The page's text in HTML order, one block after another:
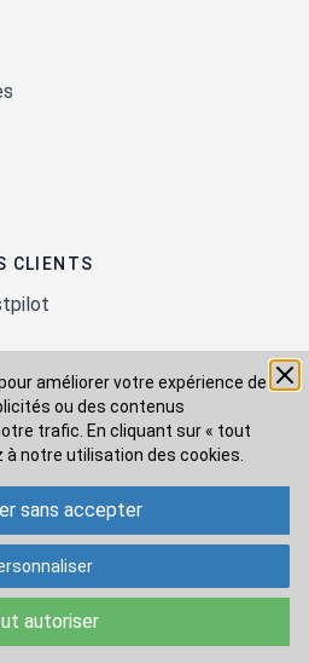
améliorer votre expérience de
ou des contenus
trafic. En cliquant sur « tout
à notre utilisation des cookies.
autoriser
sans accepter
CLIENTS
de paiement
de livraison